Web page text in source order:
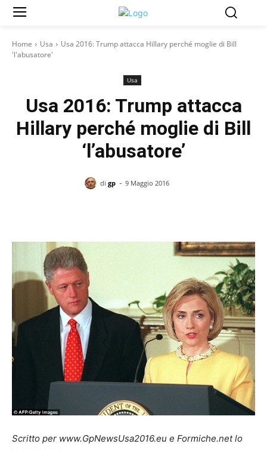
Home Usa
Usa 2016: Trump attacca Hillary perché moglie di Bill
'l'abusatore'
Usa
Usa 2016: Trump attacca
Hillary perché moglie di Bill
‘l’abusatore’
di gp - 9 Maggio 2016
Scritto per www.GpNewsUsa2016.eu e Formiche.net lo